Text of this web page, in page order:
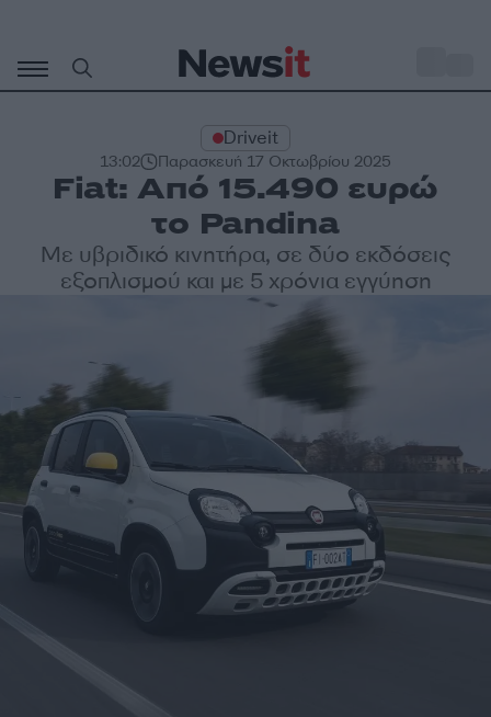
περιεχόμενο
Driveit
13:02 Παρασκευή 17 Οκτωβρίου 2025
Fiat: Από 15.490 ευρώ
το Pandina
Με υβριδικό κινητήρα, σε δύο εκδόσεις
εξοπλισμού και με 5 χρόνια εγγύηση